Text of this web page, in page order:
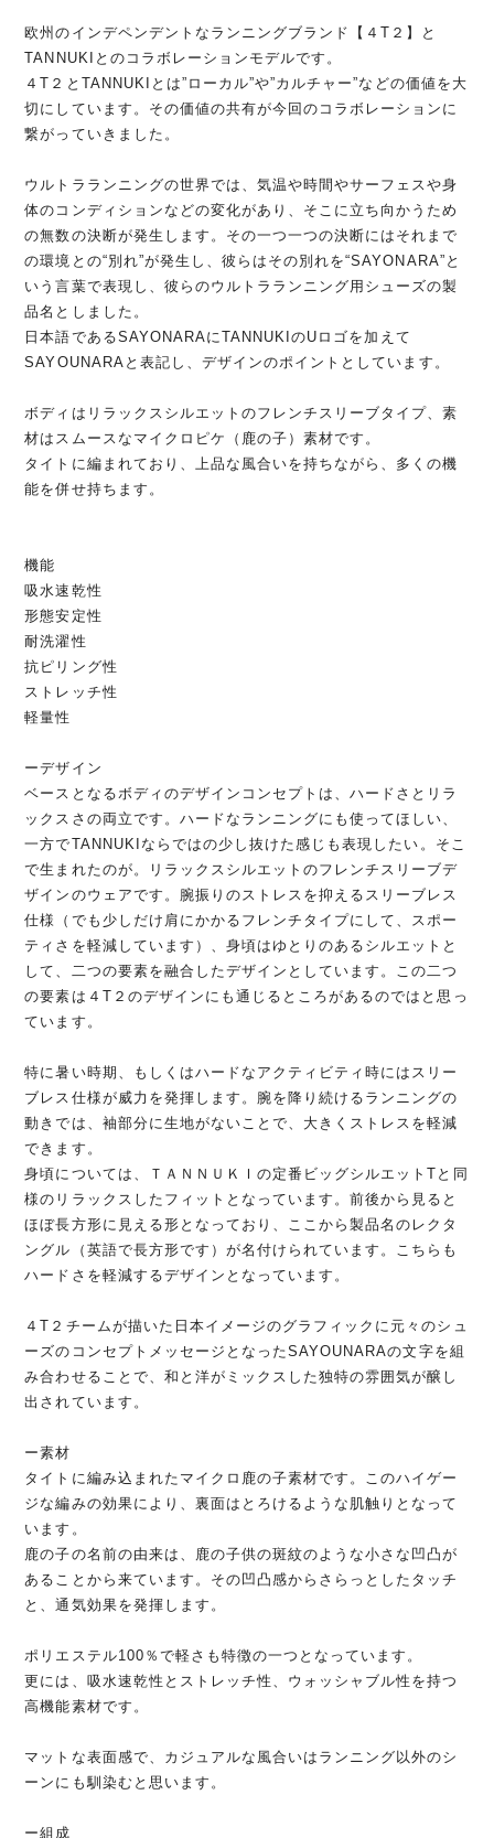
欧州のインデペンデントなランニングブランド【４T２】と
TANNUKIとのコラボレーションモデルです。
４T２とTANNUKIとは”ローカル”や”カルチャー”などの価値を大
切にしています。その価値の共有が今回のコラボレーションに
繋がっていきました。
ウルトラランニングの世界では、気温や時間やサーフェスや身
体のコンディションなどの変化があり、そこに立ち向かうため
の無数の決断が発生します。その一つ一つの決断にはそれまで
の環境との“別れ”が発生し、彼らはその別れを“SAYONARA”と
いう言葉で表現し、彼らのウルトラランニング用シューズの製
品名としました。
日本語であるSAYONARAにTANNUKIのUロゴを加えて
SAYOUNARAと表記し、デザインのポイントとしています。
ボディはリラックスシルエットのフレンチスリーブタイプ、素
材はスムースなマイクロピケ（鹿の子）素材です。
タイトに編まれており、上品な風合いを持ちながら、多くの機
能を併せ持ちます。
機能
吸水速乾性
形態安定性
耐洗濯性
抗ピリング性
ストレッチ性
軽量性
ーデザイン
ベースとなるボディのデザインコンセプトは、ハードさとリラ
ックスさの両立です。ハードなランニングにも使ってほしい、
一方でTANNUKIならではの少し抜けた感じも表現したい。そこ
で生まれたのが。リラックスシルエットのフレンチスリーブデ
ザインのウェアです。腕振りのストレスを抑えるスリーブレス
仕様（でも少しだけ肩にかかるフレンチタイプにして、スポー
ティさを軽減しています）、身頃はゆとりのあるシルエットと
して、二つの要素を融合したデザインとしています。この二つ
の要素は４T２のデザインにも通じるところがあるのではと思っ
ています。
特に暑い時期、もしくはハードなアクティビティ時にはスリー
ブレス仕様が威力を発揮します。腕を降り続けるランニングの
動きでは、袖部分に生地がないことで、大きくストレスを軽減
できます。
身頃については、ＴＡＮＮＵＫＩの定番ビッグシルエットTと同
様のリラックスしたフィットとなっています。前後から見ると
ほぼ長方形に見える形となっており、ここから製品名のレクタ
ングル（英語で長方形です）が名付けられています。こちらも
ハードさを軽減するデザインとなっています。
４T２チームが描いた日本イメージのグラフィックに元々のシュ
ーズのコンセプトメッセージとなったSAYOUNARAの文字を組
み合わせることで、和と洋がミックスした独特の雰囲気が醸し
出されています。
ー素材
タイトに編み込まれたマイクロ鹿の子素材です。このハイゲー
ジな編みの効果により、裏面はとろけるような肌触りとなって
います。
鹿の子の名前の由来は、鹿の子供の斑紋のような小さな凹凸が
あることから来ています。その凹凸感からさらっとしたタッチ
と、通気効果を発揮します。
ポリエステル100％で軽さも特徴の一つとなっています。
更には、吸水速乾性とストレッチ性、ウォッシャブル性を持つ
高機能素材です。
マットな表面感で、カジュアルな風合いはランニング以外のシ
ーンにも馴染むと思います。
ー組成